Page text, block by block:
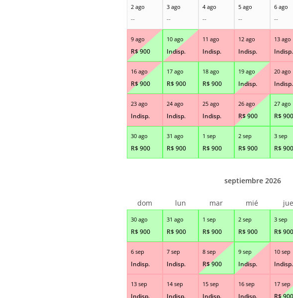
2 ago
--
3 ago
--
4 ago
--
5 ago
--
6 ago
--
9 ago
R$900
10 ago
Indisp.
11 ago
Indisp.
12 ago
Indisp.
13 ago
Indisp.
16 ago
R$900
17 ago
R$900
18 ago
R$900
19 ago
Indisp.
20 ago
Indisp.
23 ago
Indisp.
24 ago
Indisp.
25 ago
Indisp.
26 ago
R$900
27 ago
R$900
30 ago
R$900
31 ago
R$900
1 sep
R$900
2 sep
R$900
3 sep
R$900
30 ago
R$900
31 ago
R$900
1 sep
R$900
2 sep
R$900
3 sep
R$900
6 sep
Indisp.
7 sep
Indisp.
8 sep
R$900
9 sep
Indisp.
10 sep
Indisp.
13 sep
Indisp.
14 sep
Indisp.
15 sep
Indisp.
16 sep
Indisp.
17 sep
R$900
septiembre 2026
dom lun mar mié jue